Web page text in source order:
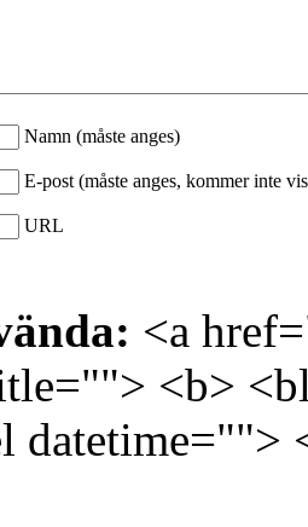
Namn (måste anges)
E-post (måste anges, kommer inte
URL
<a
<b>